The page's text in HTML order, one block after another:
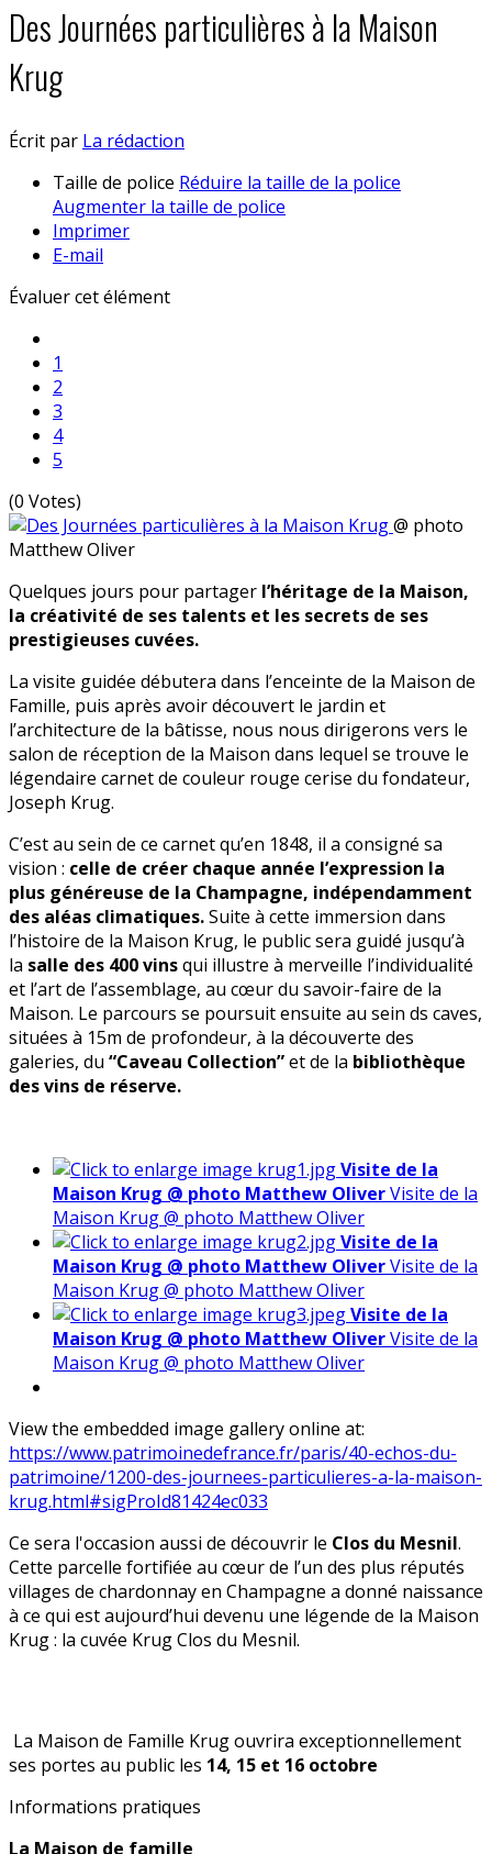
Des Journées particulières à la Maison
Krug
Écrit par La rédaction
Taille de police Réduire la taille de la police
Augmenter la taille de police
Imprimer
E-mail
Évaluer cet élément
1
2
3
4
5
(0 Votes)
@ photo
Matthew Oliver
Quelques jours pour partager l’héritage de la Maison,
la créativité de ses talents et les secrets de ses
prestigieuses cuvées.
La visite guidée débutera dans l’enceinte de la Maison de
Famille, puis après avoir découvert le jardin et
l’architecture de la bâtisse, nous nous dirigerons vers le
salon de réception de la Maison dans lequel se trouve le
légendaire carnet de couleur rouge cerise du fondateur,
Joseph Krug.
C’est au sein de ce carnet qu’en 1848, il a consigné sa
vision : celle de créer chaque année l’expression la
plus généreuse de la Champagne, indépendamment
des aléas climatiques.Suite à cette immersion dans
l’histoire de la Maison Krug, le public sera guidé jusqu’à
la salle des 400 vinsqui illustre à merveille l’individualité
et l’art de l’assemblage, au cœur du savoir-faire de la
Maison. Le parcours se poursuit ensuite au sein ds caves,
situées à 15m de profondeur, à la découverte des
galeries, du “Caveau Collection”et de la bibliothèque
des vins de réserve.
Visite de la
Maison Krug @ photo Matthew OliverVisite de la
Maison Krug @ photo Matthew Oliver
Visite de la
Maison Krug @ photo Matthew OliverVisite de la
Maison Krug @ photo Matthew Oliver
Visite de la
Maison Krug @ photo Matthew OliverVisite de la
Maison Krug @ photo Matthew Oliver
View the embedded image gallery online at:
https://www.patrimoinedefrance.fr/paris/40-echos-du-
patrimoine/1200-des-journees-particulieres-a-la-maison-
krug.html#sigProId81424ec033
Ce sera l'occasion aussi de découvrir le Clos du Mesnil.
Cette parcelle fortifiée au cœur de l’un des plus réputés
villages de chardonnay en Champagne a donné naissance
à ce qui est aujourd’hui devenu une légende de la Maison
Krug : la cuvée Krug Clos du Mesnil.
La Maison de Famille Krug ouvrira exceptionnellement
ses portes au public les 14, 15 et 16 octobre
Informations pratiques
La Maison de famille